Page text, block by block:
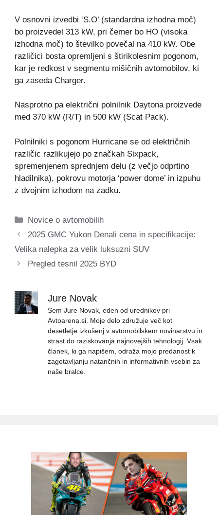
V osnovni izvedbi ‘S.O’ (standardna izhodna moč)
bo proizvedel 313 kW, pri čemer bo HO (visoka
izhodna moč) to številko povečal na 410 kW. Obe
različici bosta opremljeni s štirikolesnim pogonom,
kar je redkost v segmentu mišičnih avtomobilov, ki
ga zaseda Charger.
Nasprotno pa električni polnilnik Daytona proizvede
med 370 kW (R/T) in 500 kW (Scat Pack).
Polnilniki s pogonom Hurricane se od električnih
različic razlikujejo po značkah Sixpack,
spremenjenem sprednjem delu (z večjo odprtino
hladilnika), pokrovu motorja ‘power dome’ in izpuhu
z dvojnim izhodom na zadku.
Categories
Novice o avtomobilih
2025 GMC Yukon Denali cena in specifikacije:
Velika nalepka za velik luksuzni SUV
Pregled tesnil 2025 BYD
Jure Novak
Sem Jure Novak, eden od urednikov pri
Avtoarena.si. Moje delo združuje več kot
desetletje izkušenj v avtomobilskem novinarstvu in
strast do raziskovanja najnovejših tehnologij. Vsak
članek, ki ga napišem, odraža mojo predanost k
zagotavljanju natančnih in informativnih vsebin za
naše bralce.